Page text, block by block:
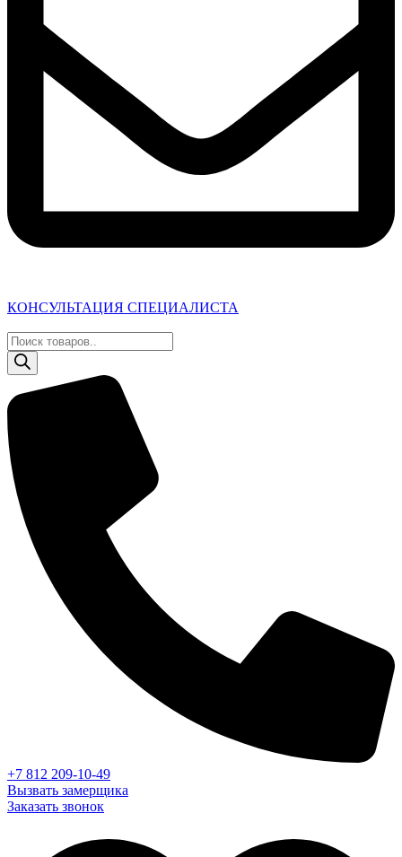
КОНСУЛЬТАЦИЯ СПЕЦИАЛИСТА
Поиск
товаров
+7 812 209-10-49
Вызвать замерщика
Заказать звонок